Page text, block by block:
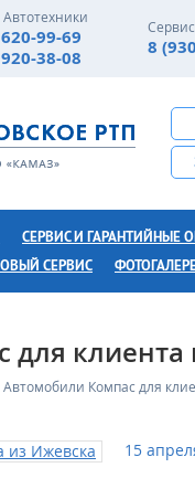
99-69
38-08
8
СЕРВИС И ГАРАНТИЙНЫЕ
СЕРВИС
клиента
Автомобили Компас для
15